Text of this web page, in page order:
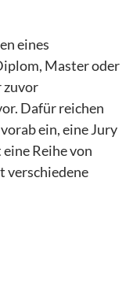
eines
Master oder
zuvor
Dafür reichen
ein, eine Jury
Reihe von
verschiedene